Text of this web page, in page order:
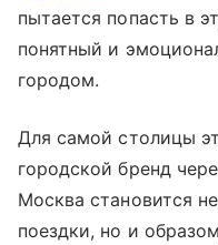
пытается попасть в
понятный и
городом.
Для самой столицы
городской бренд
Москва становится
поездки, но и